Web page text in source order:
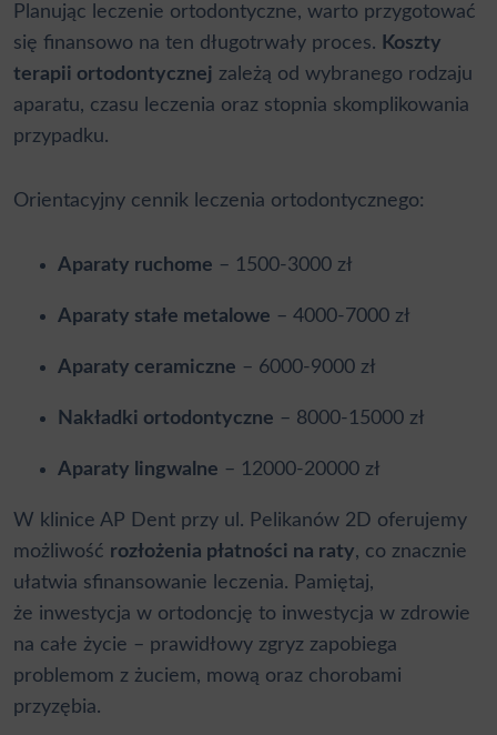
Planując leczenie ortodontyczne, warto przygotować
się finansowo na ten długotrwały proces. Koszty
terapii ortodontycznej zależą od wybranego rodzaju
aparatu, czasu leczenia oraz stopnia skomplikowania
przypadku.
Orientacyjny cennik leczenia ortodontycznego:
Aparaty ruchome – 1500-3000 zł
Aparaty stałe metalowe – 4000-7000 zł
Aparaty ceramiczne – 6000-9000 zł
Nakładki ortodontyczne – 8000-15000 zł
Aparaty lingwalne – 12000-20000 zł
W klinice AP Dent przy ul. Pelikanów 2D oferujemy
możliwość rozłożenia płatności na raty, co znacznie
ułatwia sfinansowanie leczenia. Pamiętaj,
że inwestycja w ortodoncję to inwestycja w zdrowie
na całe życie – prawidłowy zgryz zapobiega
problemom z żuciem, mową oraz chorobami
przyzębia.